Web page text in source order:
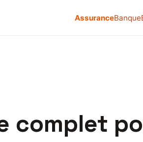
AssuranceBanque
complet